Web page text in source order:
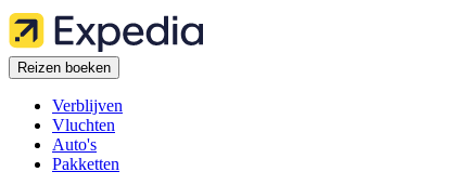
Reizen boeken
Verblijven
Vluchten
Auto's
Pakketten